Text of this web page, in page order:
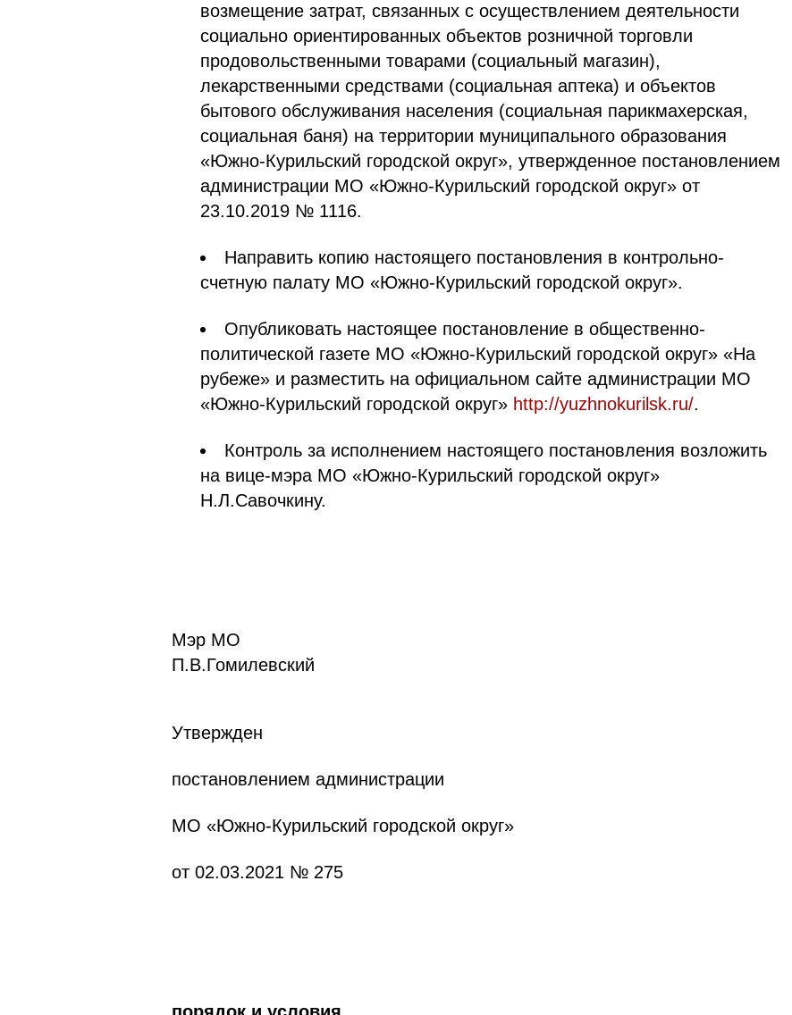
возмещение затрат, связанных с осуществлением деятельности
социально ориентированных объектов розничной торговли
продовольственными товарами (социальный магазин),
лекарственными средствами (социальная аптека) и объектов
бытового обслуживания населения (социальная парикмахерская,
социальная баня) на территории муниципального образования
«Южно-Курильский городской округ», утвержденное постановлением
администрации МО «Южно-Курильский городской округ» от
23.10.2019 № 1116.
Направить копию настоящего постановления в контрольно-
счетную палату МО «Южно-Курильский городской округ».
Опубликовать настоящее постановление в общественно-
политической газете МО «Южно-Курильский городской округ» «На
рубеже» и разместить на официальном сайте администрации МО
«Южно-Курильский городской округ» http://yuzhnokurilsk.ru/.
Контроль за исполнением настоящего постановления возложить
на вице-мэра МО «Южно-Курильский городской округ»
Н.Л.Савочкину.
Мэр МО
П.В.Гомилевский
Утвержден
постановлением администрации
МО «Южно-Курильский городской округ»
от 02.03.2021 № 275